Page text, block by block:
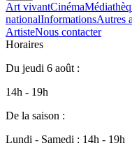
Art vivantCinéma
nationalInformationsAutres
ArtisteNous contacter
Horaires
Du jeudi 6 août :
14h - 19h
De la saison :
Lundi - Samedi : 14h - 19h